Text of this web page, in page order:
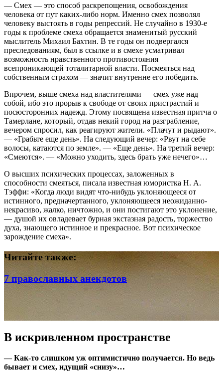
— Смех — это способ раскрепощения, освобождения
человека от пут каких-либо норм. Именно смех позволял
человеку выстоять в годы репрессий. Не случайно в 1930-е
годы к проблеме смеха обращается знаменитый русский
мыслитель Михаил Бахтин. В те годы он подвергался
преследованиям, был в ссылке и в смехе усматривал
возможность нравственного противостояния
всепроникающей тоталитарной власти. Посмеяться над
собственным страхом — значит внутренне его победить.
Впрочем, выше смеха над властителями — смех уже над
собой, ибо это прорыв к свободе от своих пристрастий и
посюсторонних надежд. Этому посвящена известная притча о
Тамерлане, который, отдав некий город на разграбление,
вечером спросил, как реагируют жители. «Плачут и рыдают».
— «Грабьте еще день». На следующий вечер: «Рвут на себе
волосы, катаются по земле». — «Еще день». На третий вечер:
«Смеются». — «Можно уходить, здесь брать уже нечего»…
О высших психических процессах, заложенных в
способности смеяться, писала известная юмористка Н. А.
Тэффи: «Когда люди видят что-нибудь уклоняющееся от
истинного, предначертанного, уклоняющееся неожиданно-
некрасиво, жалко, ничтожно, и они постигают это уклонение,
— душой их овладевает бурная экстазная радость, торжество
духа, знающего истинное и прекрасное. Вот психическое
зарождение смеха».
Читайте также:
7 православных анекдотов
В искривленном пространстве
— Как-то слишком уж оптимистично получается. Но ведь
бывает и смех, идущий «снизу»…